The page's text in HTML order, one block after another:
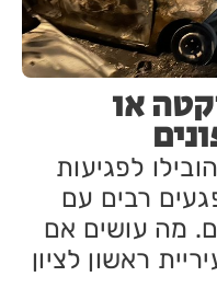
או
לפגיעות
רבים עם
מה עושים אם
ראשון לציון